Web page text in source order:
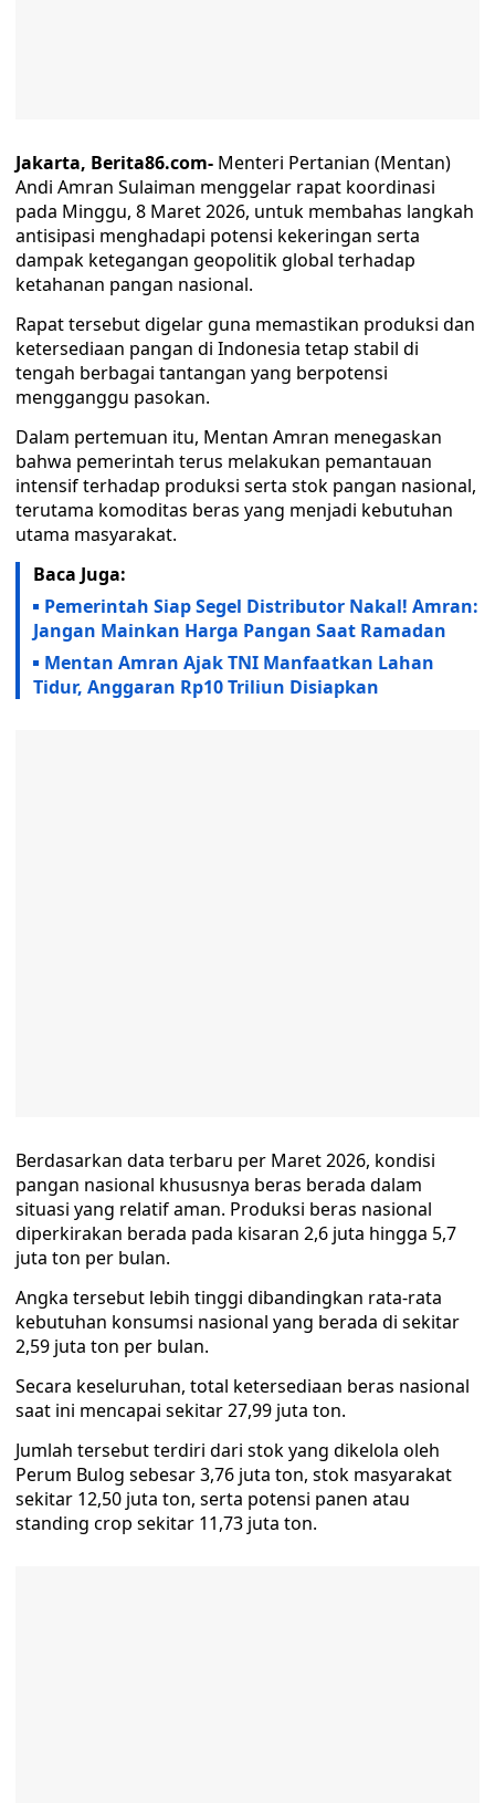
Jakarta, Berita86.com- Menteri Pertanian (Mentan)
Andi Amran Sulaiman menggelar rapat koordinasi
pada Minggu, 8 Maret 2026, untuk membahas langkah
antisipasi menghadapi potensi kekeringan serta
dampak ketegangan geopolitik global terhadap
ketahanan pangan nasional.
Rapat tersebut digelar guna memastikan produksi dan
ketersediaan pangan di Indonesia tetap stabil di
tengah berbagai tantangan yang berpotensi
mengganggu pasokan.
Dalam pertemuan itu, Mentan Amran menegaskan
bahwa pemerintah terus melakukan pemantauan
intensif terhadap produksi serta stok pangan nasional,
terutama komoditas beras yang menjadi kebutuhan
utama masyarakat.
Baca Juga:
Pemerintah Siap Segel Distributor Nakal! Amran:
Jangan Mainkan Harga Pangan Saat Ramadan
Mentan Amran Ajak TNI Manfaatkan Lahan
Tidur, Anggaran Rp10 Triliun Disiapkan
Berdasarkan data terbaru per Maret 2026, kondisi
pangan nasional khususnya beras berada dalam
situasi yang relatif aman. Produksi beras nasional
diperkirakan berada pada kisaran 2,6 juta hingga 5,7
juta ton per bulan.
Angka tersebut lebih tinggi dibandingkan rata-rata
kebutuhan konsumsi nasional yang berada di sekitar
2,59 juta ton per bulan.
Secara keseluruhan, total ketersediaan beras nasional
saat ini mencapai sekitar 27,99 juta ton.
Jumlah tersebut terdiri dari stok yang dikelola oleh
Perum Bulog sebesar 3,76 juta ton, stok masyarakat
sekitar 12,50 juta ton, serta potensi panen atau
standing crop sekitar 11,73 juta ton.